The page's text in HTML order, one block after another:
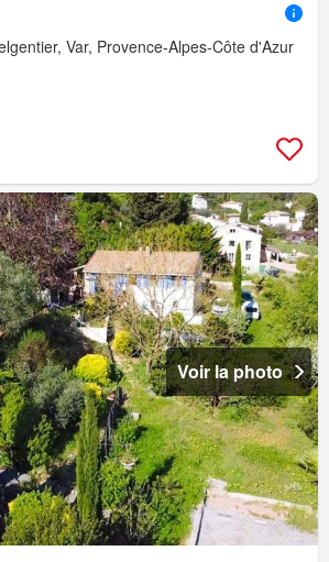
Var, Provence-Alpes-Côte d'Azur
Voir la photo